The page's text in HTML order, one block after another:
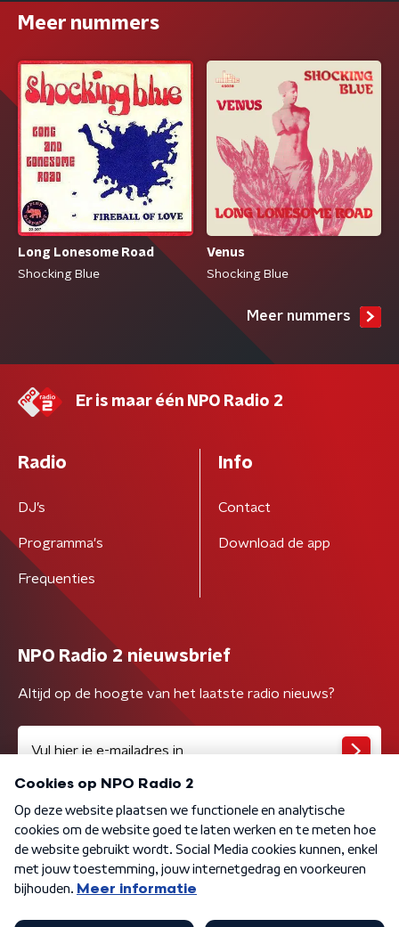
Meer nummers
Long Lonesome Road
Shocking Blue
Venus
Shocking Blue
Meer nummers
Er is maar één NPO Radio 2
Radio
DJ’s
Programma's
Frequenties
Info
Contact
Download de app
NPO Radio 2 nieuwsbrief
Altijd op de hoogte van het laatste radio nieuws?
Algemene voorwaarden